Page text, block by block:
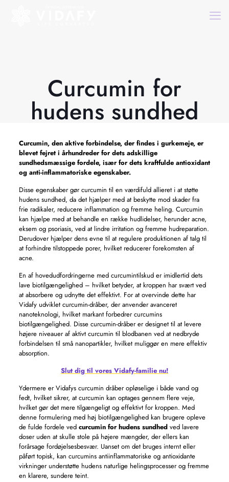
Curcumin for
hudens sundhed
Curcumin, den aktive forbindelse, der findes i gurkemeje, er
blevet fejret i århundreder for dets adskillige
sundhedsmæssige fordele, især for dets kraftfulde antioxidant
og anti-inflammatoriske egenskaber.
Disse egenskaber gør curcumin til en værdifuld allieret i at støtte
hudens sundhed, da det hjælper med at beskytte mod skader fra
frie radikaler, reducere inflammation og fremme heling. Curcumin
kan hjælpe med at behandle en række hudlidelser, herunder acne,
eksem og psoriasis, ved at lindre irritation og fremme hudreparation.
Derudover hjælper dens evne til at regulere produktionen af ​​talg til
at forhindre tilstoppede porer, hvilket reducerer forekomsten af ​​
acne.
En af hovedudfordringerne med curcumintilskud er imidlertid dets
lave biotilgængelighed – hvilket betyder, at kroppen har svært ved
at absorbere og udnytte det effektivt. For at overvinde dette har
Vidafy udviklet curcumin-dråber, der anvender avanceret
nanoteknologi, hvilket markant forbedrer curcumins
biotilgængelighed. Disse curcumin-dråber er designet til at levere
højere niveauer af aktivt curcumin til blodbanen ved at nedbryde
forbindelsen til små nanopartikler, hvilket muliggør en mere effektiv
absorption.
Slut dig til vores Vidafy-familie nu!
Ydermere er Vidafys curcumin dråber opløselige i både vand og
fedt, hvilket sikrer, at curcumin kan optages gennem flere veje,
hvilket gør det mere tilgængeligt og effektivt for kroppen. Med
denne formulering med høj biotilgængelighed kan brugere opleve
de fulde fordele ved curcumin for hudens sundhedved lavere
doser uden at skulle stole på højere mængder, der ellers kan
forårsage fordøjelsesbesvær. Uanset om det bruges internt eller
påført topisk, kan curcumins antiinflammatoriske og antioxidante
virkninger understøtte hudens naturlige helingsprocesser og fremme
en klarere, sundere teint.